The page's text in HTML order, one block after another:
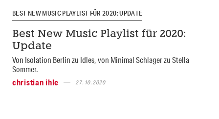
BEST NEW MUSIC PLAYLIST FÜR 2020: UPDATE
Best New Music Playlist für 2020:
Update
Von Isolation Berlin zu Idles, von Minimal Schlager zu Stella
Sommer.
christian ihle
27.10.2020